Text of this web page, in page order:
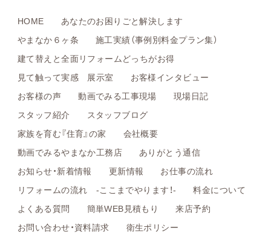
HOME
あなたのお困りごと解決します
やまなか６ヶ条
施工実績（事例別料金プラン集）
建て替えと全面リフォームどっちがお得
見て触って実感 展示室
お客様インタビュー
お客様の声
動画でみる工事現場
現場日記
スタッフ紹介
スタッフブログ
家族を育む『住育』の家
会社概要
動画でみるやまなか工務店
ありがとう通信
お知らせ・新着情報
更新情報
お仕事の流れ
リフォームの流れ -ここまでやります！-
料金について
よくある質問
簡単WEB見積もり
来店予約
お問い合わせ・資料請求
衛生ポリシー